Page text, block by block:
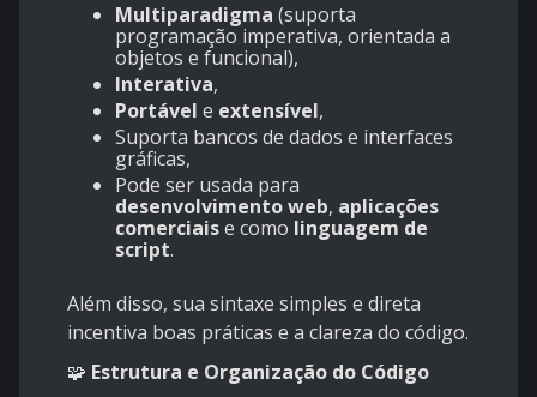
Multiparadigma (suporta
programação imperativa, orientada a
objetos e funcional),
Interativa,
Portável e extensível,
Suporta bancos de dados e interfaces
gráficas,
Pode ser usada para
desenvolvimento web, aplicações
comerciaise como linguagem de
script.
Além disso, sua sintaxe simples e direta
incentiva boas práticas e a clareza do código.
🧩 Estrutura e Organização do Código